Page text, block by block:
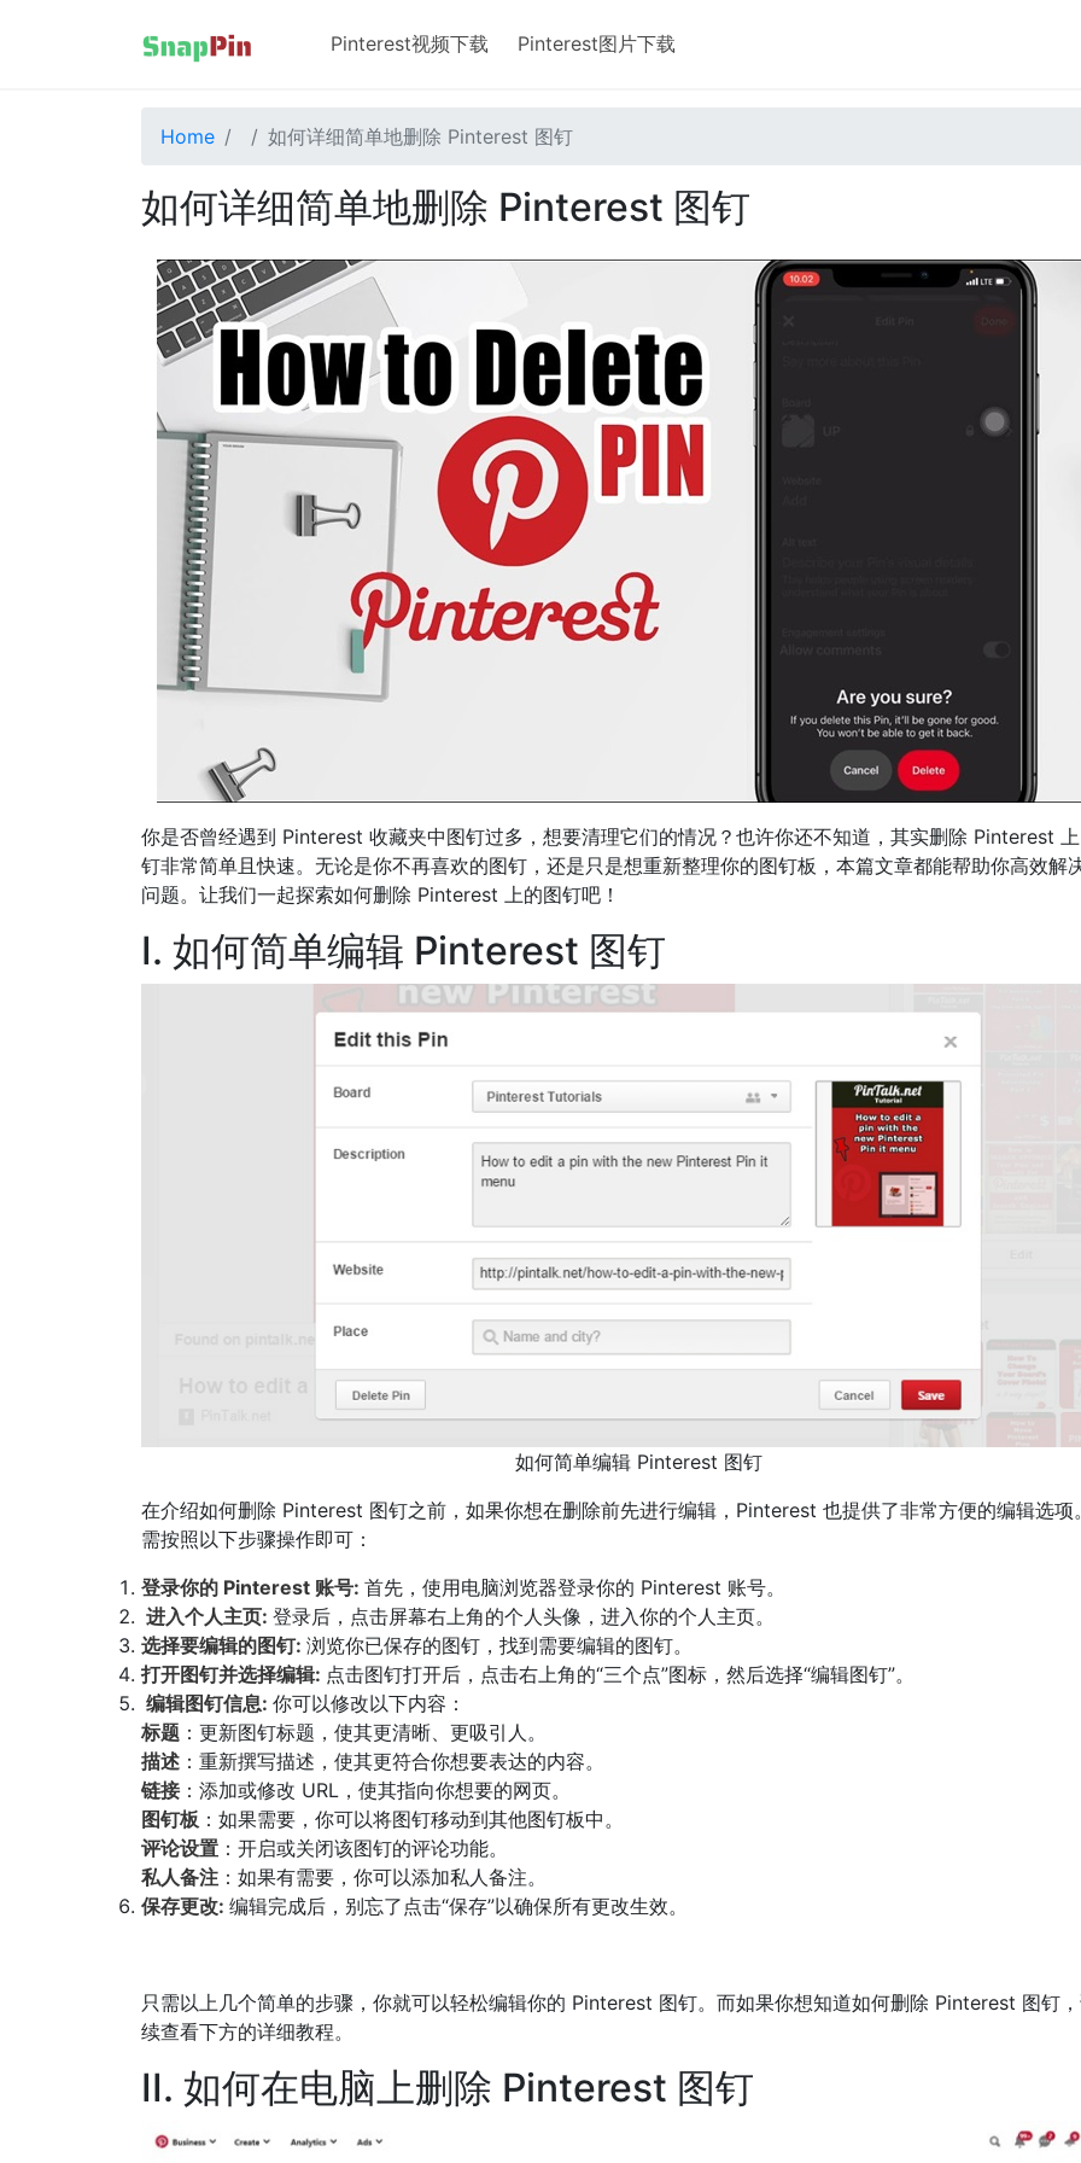
Pinterest视频下载 Pinterest图片下载
Home 如何详细简单地删除 Pinterest 图钉
如何详细简单地删除 Pinterest 图钉
你是否曾经遇到 Pinterest 收藏夹中图钉过多，想要清理它们的情况？也许你还不知道，其实删除 Pinterest
钉非常简单且快速。无论是你不再喜欢的图钉，还是只是想重新整理你的图钉板，本篇文章都能帮助你高效解
问题。让我们一起探索如何删除 Pinterest 上的图钉吧！
I. 如何简单编辑 Pinterest 图钉
如何简单编辑 Pinterest 图钉
在介绍如何删除 Pinterest 图钉之前，如果你想在删除前先进行编辑，Pinterest 也提供了非常方便的编辑选项
需按照以下步骤操作即可：
登录你的 Pinterest 账号: 首先，使用电脑浏览器登录你的 Pinterest 账号。
进入个人主页: 登录后，点击屏幕右上角的个人头像，进入你的个人主页。
选择要编辑的图钉: 浏览你已保存的图钉，找到需要编辑的图钉。
打开图钉并选择编辑: 点击图钉打开后，点击右上角的“三个点”图标，然后选择“编辑图钉”。
编辑图钉信息: 你可以修改以下内容：
标题 ：更新图钉标题，使其更清晰、更吸引人。
描述 ：重新撰写描述，使其更符合你想要表达的内容。
链接：添加或修改 URL，使其指向你想要的网页。
图钉板 ：如果需要，你可以将图钉移动到其他图钉板中。
评论设置 ：开启或关闭该图钉的评论功能。
私人备注 ：如果有需要，你可以添加私人备注。
保存更改: 编辑完成后，别忘了点击“保存”以确保所有更改生效。
只需以上几个简单的步骤，你就可以轻松编辑你的 Pinterest 图钉。而如果你想知道如何删除 Pinterest 图钉
续查看下方的详细教程。
II. 如何在电脑上删除 Pinterest 图钉